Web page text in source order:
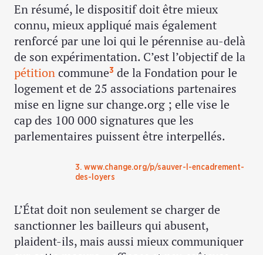
3. www.change.org/p/sauver-l-encadrement-
des-loyers
En résumé, le dispositif doit être mieux
connu, mieux appliqué mais également
renforcé par une loi qui le pérennise au-delà
de son expérimentation. C’est l’objectif de la
pétitioncommune3 de la Fondation pour le
logement et de 25 associations partenaires
mise en ligne sur change.org ; elle vise le
cap des 100 000 signatures que les
parlementaires puissent être interpellés.
L’État doit non seulement se charger de
sanctionner les bailleurs qui abusent,
plaident-ils, mais aussi mieux communiquer